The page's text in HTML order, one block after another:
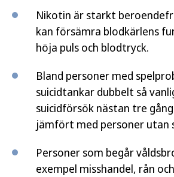
Nikotin är starkt
kan försämra blodkärlens
höja puls och blodtryck.
Bland personer med
suicidtankar dubbelt så
suicidförsök nästan tre
jämfört med personer utan
Personer som begår
exempel misshandel, rån